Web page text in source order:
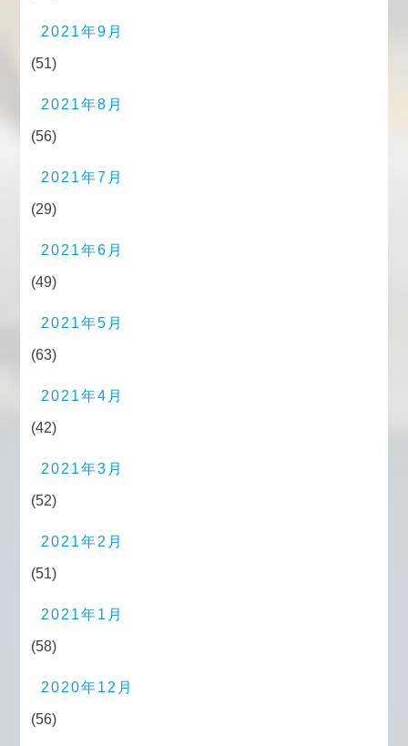
2021年9月
(51)
2021年8月
(56)
2021年7月
(29)
2021年6月
(49)
2021年5月
(63)
2021年4月
(42)
2021年3月
(52)
2021年2月
(51)
2021年1月
(58)
2020年12月
(56)